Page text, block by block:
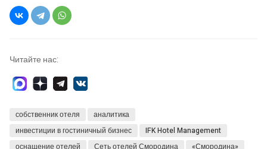
Читайте нас:
собственник отеля
аналитика
инвестиции в гостиничный бизнес
IFK Hotel Management